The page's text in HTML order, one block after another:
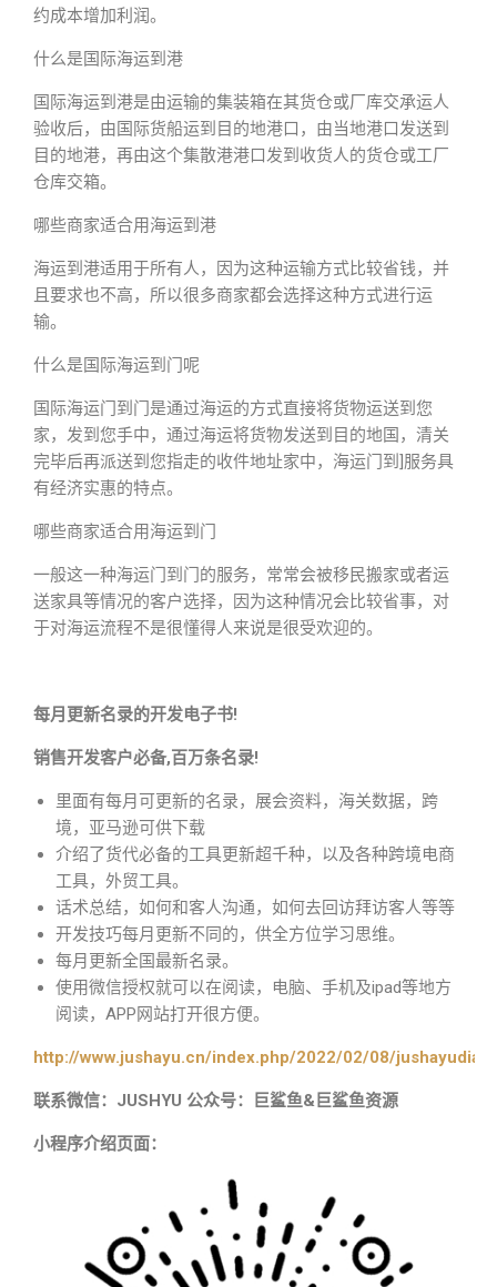
约成本增加利润。
什么是国际海运到港
国际海运到港是由运输的集装箱在其货仓或厂库交承运人
验收后，由国际货船运到目的地港口，由当地港口发送到
目的地港，再由这个集散港港口发到收货人的货仓或工厂
仓库交箱。
哪些商家适合用海运到港
海运到港适用于所有人，因为这种运输方式比较省钱，并
且要求也不高，所以很多商家都会选择这种方式进行运
输。
什么是国际海运到门呢
国际海运门到门是通过海运的方式直接将货物运送到您
家，发到您手中，通过海运将货物发送到目的地国，清关
完毕后再派送到您指走的收件地址家中，海运门到]服务具
有经济实惠的特点。
哪些商家适合用海运到门
一般这一种海运门到门的服务，常常会被移民搬家或者运
送家具等情况的客户选择，因为这种情况会比较省事，对
于对海运流程不是很懂得人来说是很受欢迎的。
每月更新名录的开发电子书!
销售开发客户必备,百万条名录!
里面有每月可更新的名录，展会资料，海关数据，跨
境，亚马逊可供下载
介绍了货代必备的工具更新超千种，以及各种跨境电商
工具，外贸工具。
话术总结，如何和客人沟通，如何去回访拜访客人等等
开发技巧每月更新不同的，供全方位学习思维。
每月更新全国最新名录。
使用微信授权就可以在阅读，电脑、手机及ipad等地方
阅读，APP网站打开很方便。
http://www.jushayu.cn/index.php/2022/02/08/
联系微信：JUSHYU 公众号：巨鲨鱼&巨鲨鱼资源
小程序介绍页面：